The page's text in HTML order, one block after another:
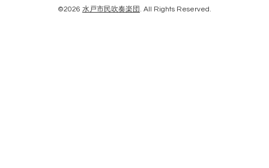
©2026 水戸市民吹奏楽団 . All Rights Reserved.